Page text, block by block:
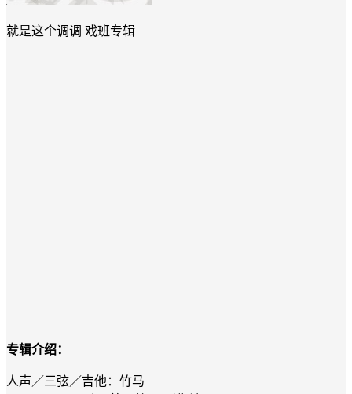
就是这个调调 戏班专辑
专辑介绍：
人声／三弦／吉他：竹马